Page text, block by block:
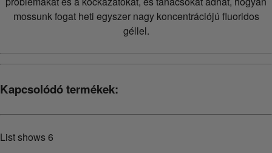
mossunk fogat heti egyszer nagy koncentrációjú fluoridos
géllel.
Kapcsolódó termékek:
List shows6